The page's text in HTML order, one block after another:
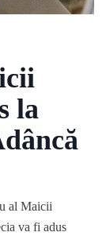
la
al Maicii
va fi adus